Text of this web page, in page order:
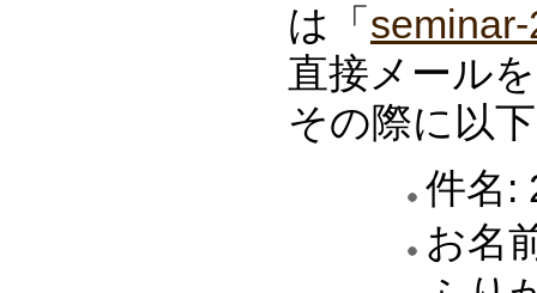
は「
直接メール
その際に以
件名:
お名